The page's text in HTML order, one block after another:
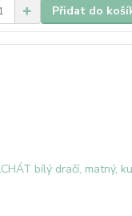
Přidat do